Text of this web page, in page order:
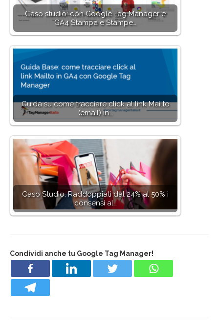
Caso studio: con Google Tag Manager e
GA4 Stampa e Stampe…
Guida su come tracciare click al link Mailto
(email) in…
Caso Studio: Raddoppiati dal 24% al 50% i
consensi al…
Condividi anche tu Google Tag Manager!